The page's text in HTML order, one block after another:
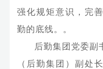
强化规矩意识，完
勤的底线。。
后勤集团党委副
（后勤集团）副处